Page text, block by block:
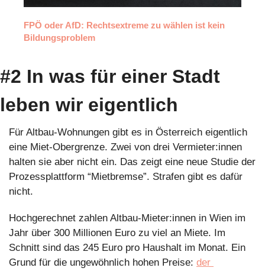
FPÖ oder AfD: Rechtsextreme zu wählen ist kein
Bildungsproblem
#2 In was für einer Stadt
leben wir eigentlich
Für Altbau-Wohnungen gibt es in Österreich eigentlich
eine Miet-Obergrenze. Zwei von drei Vermieter:innen
halten sie aber nicht ein. Das zeigt eine neue Studie der
Prozessplattform “Mietbremse”. Strafen gibt es dafür
nicht.
Hochgerechnet zahlen Altbau-Mieter:innen in Wien im
Jahr über 300 Millionen Euro zu viel an Miete. Im
Schnitt sind das 245 Euro pro Haushalt im Monat. Ein
Grund für die ungewöhnlich hohen Preise: der